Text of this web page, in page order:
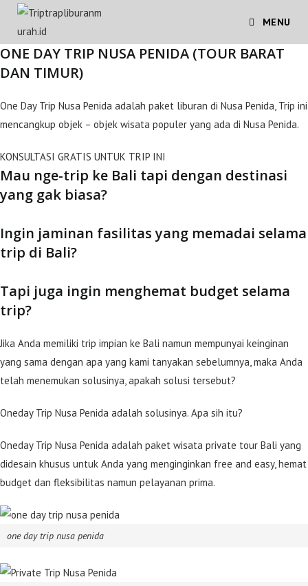
content
MENU
ONE DAY TRIP NUSA PENIDA (TOUR BARAT
DAN TIMUR)
One Day Trip Nusa Penida adalah paket liburan di Nusa Penida, Trip ini
mencangkup objek – objek wisata populer yang ada di Nusa Penida.
KONSULTASI GRATIS UNTUK TRIP INI
Mau nge-trip ke Bali tapi dengan destinasi
yang gak biasa?
Ingin jaminan fasilitas yang memadai selama
trip di Bali?
Tapi juga ingin menghemat budget selama
trip?
Jika Anda memiliki trip impian ke Bali namun mempunyai keinginan
yang sama dengan apa yang kami tanyakan sebelumnya, maka Anda
telah menemukan solusinya, apakah solusi tersebut?
Oneday Trip Nusa Penida adalah solusinya. Apa sih itu?
Oneday Trip Nusa Penida adalah paket wisata private tour Bali yang
didesain khusus untuk Anda yang menginginkan free and easy, hemat
budget dan fleksibilitas namun pelayanan prima.
one day trip nusa penida